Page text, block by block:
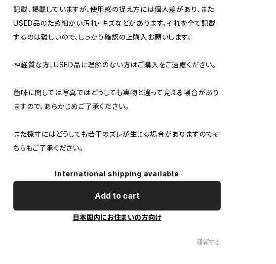
記載、掲載していますが、使用感の捉え方には個人差があり、また
USED品のため細かい汚れ・キズなどがあります。それを全て記載
するのは難しいので、しっかり確認の上購入お願いします。
神経質な方、USED品に理解のない方はご購入をご遠慮ください。
色味に関しては写真ではどうしても実物と違って見える場合があり
ますので、あらかじめご了承ください。
また採寸にはどうしても若干のズレが生じる場合がありますのでそ
ちらもご了承ください。
International shipping available
Add to cart
日本国内にお住まいの方向け
通報する